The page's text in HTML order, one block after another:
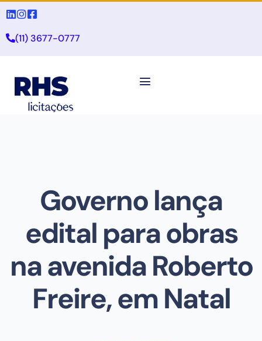
(11) 3677-0777
Governo lança
edital para obras
na avenida Roberto
Freire, em Natal